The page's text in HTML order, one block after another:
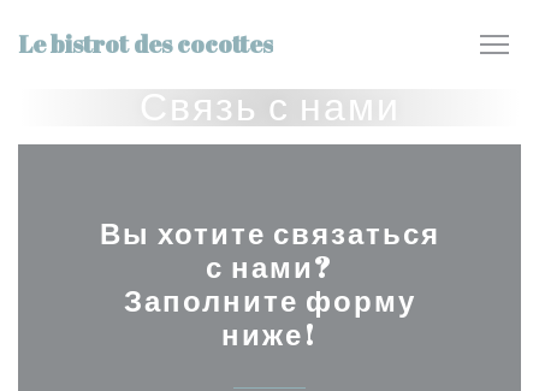
Le bistrot des cocottes
Связь с нами
Вы хотите связаться
с нами?
Заполните форму
ниже!